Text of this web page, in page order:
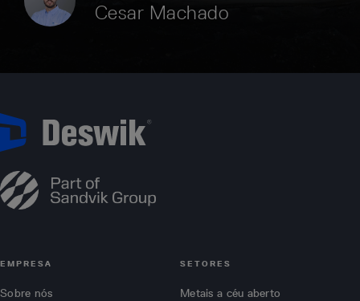
Cesar Machado
EMPRESA
Sobre nós
SETORES
Metais a céu aberto